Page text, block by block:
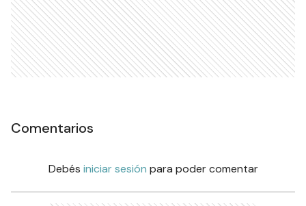
Comentarios
Debés iniciar sesión para poder comentar